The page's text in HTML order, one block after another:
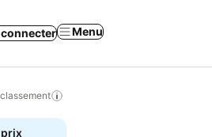
connecter Menu
prix